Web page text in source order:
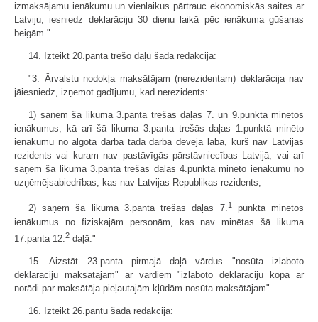
izmaksājamu ienākumu un vienlaikus pārtrauc ekonomiskās saites ar
Latviju, iesniedz deklarāciju 30 dienu laikā pēc ienākuma gūšanas
beigām."
14. Izteikt 20.panta trešo daļu šādā redakcijā:
"3. Ārvalstu nodokļa maksātājam (nerezidentam) deklarācija nav
jāiesniedz, izņemot gadījumu, kad nerezidents:
1) saņem šā likuma 3.panta trešās daļas 7. un 9.punktā minētos
ienākumus, kā arī šā likuma 3.panta trešās daļas 1.punktā minēto
ienākumu no algota darba tāda darba devēja labā, kurš nav Latvijas
rezidents vai kuram nav pastāvīgās pārstāvniecības Latvijā, vai arī
saņem šā likuma 3.panta trešās daļas 4.punktā minēto ienākumu no
uzņēmējsabiedrības, kas nav Latvijas Republikas rezidents;
2) saņem šā likuma 3.panta trešās daļas 7.1 punktā minētos
ienākumus no fiziskajām personām, kas nav minētas šā likuma
17.panta 12. 2 daļā."
15. Aizstāt 23.panta pirmajā daļā vārdus "nosūta izlaboto
deklarāciju maksātājam" ar vārdiem "izlaboto deklarāciju kopā ar
norādi par maksātāja pieļautajām kļūdām nosūta maksātājam".
16. Izteikt 26.pantu šādā redakcijā: